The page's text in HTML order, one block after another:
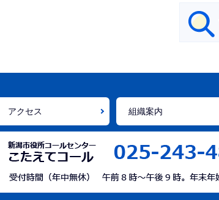
ナ
ゲ
ー
ョ
アクセス 組織案内